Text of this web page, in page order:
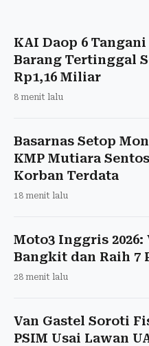
KAI Daop 6 Tangani
Barang Tertinggal
Rp1,16 Miliar
8 menit lalu
Basarnas Setop
KMP Mutiara
Korban Terdata
18 menit lalu
Moto3 Inggris 2026:
Bangkit dan Raih 7
28 menit lalu
Van Gastel Soroti
PSIM Usai Lawan